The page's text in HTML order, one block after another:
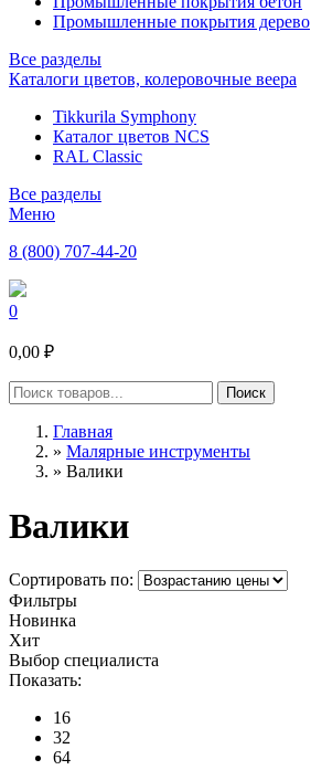
Промышленные покрытия дерево
Все разделы
Каталоги цветов, колеровочные веера
Tikkurila Symphony
Каталог цветов NCS
RAL Classic
Все разделы
Меню
8 (800) 707-44-20
0
0,00 ₽
Главная
» Малярные инструменты
» Валики
Валики
Сортировать по:
Фильтры
Новинка
Хит
Выбор специалиста
Показать:
16
32
64